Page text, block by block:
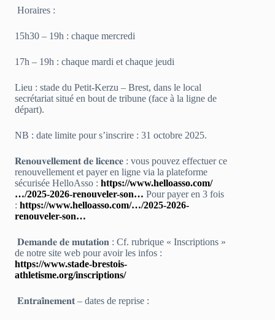
Horaires :
15h30 – 19h : chaque mercredi
17h – 19h : chaque mardi et chaque jeudi
Lieu : stade du Petit-Kerzu – Brest, dans le local
secrétariat situé en bout de tribune (face à la ligne de
départ).
NB : date limite pour s’inscrire : 31 octobre 2025.
𝐑𝐞𝐧𝐨𝐮𝐯𝐞𝐥𝐥𝐞𝐦𝐞𝐧𝐭 𝐝𝐞 𝐥𝐢𝐜𝐞𝐧𝐜𝐞 : vous pouvez effectuer ce
renouvellement et payer en ligne via la plateforme
sécurisée HelloAsso : https://www.helloasso.com/
…/2025-2026-renouveler-son… Pour payer en 3 fois
: https://www.helloasso.com/…/2025-2026-
renouveler-son…
𝐃𝐞𝐦𝐚𝐧𝐝𝐞 𝐝𝐞 𝐦𝐮𝐭𝐚𝐭𝐢𝐨𝐧 : Cf. rubrique « Inscriptions »
de notre site web pour avoir les infos :
https://www.stade-brestois-
athletisme.org/inscriptions/
𝐄𝐧𝐭𝐫𝐚𝐢̂𝐧𝐞𝐦𝐞𝐧𝐭 – dates de reprise :